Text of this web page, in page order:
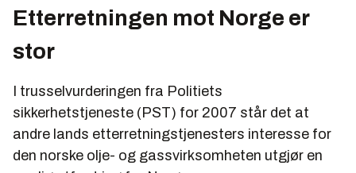
Etterretningen mot Norge er
stor
I trusselvurderingen fra Politiets
sikkerhetstjeneste (PST) for 2007 står det at
andre lands etterretningstjenesters interesse for
den norske olje- og gassvirksomheten utgjør en